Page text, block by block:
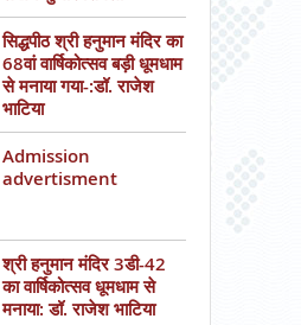
सिद्धपीठ श्री हनुमान मंदिर का
68वां वार्षिकोत्सव बड़ी धूमधाम
से मनाया गया-:डॉ. राजेश
भाटिया
Admission
advertisment
श्री हनुमान मंदिर 3डी-42
का वार्षिकोत्सव धूमधाम से
मनाया: डॉ. राजेश भाटिया